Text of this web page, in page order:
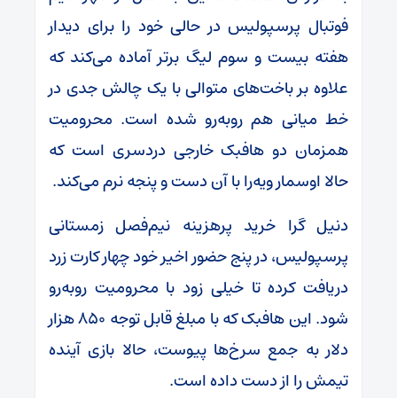
فوتبال پرسپولیس در حالی خود را برای دیدار
هفته بیست و سوم لیگ برتر آماده می‌کند که
علاوه بر باخت‌های متوالی با یک چالش جدی در
خط میانی هم روبه‌رو شده است. محرومیت
همزمان دو هافبک خارجی دردسری است که
حالا اوسمار ویه‌را با آن دست و پنجه نرم می‌کند.
دنیل گرا خرید پرهزینه نیم‌فصل زمستانی
پرسپولیس، در پنج حضور اخیر خود چهار کارت زرد
دریافت کرده تا خیلی زود با محرومیت روبه‌رو
شود. این هافبک که با مبلغ قابل توجه ۸۵۰ هزار
دلار به جمع سرخ‌ها پیوست، حالا بازی آینده
تیمش را از دست داده است.